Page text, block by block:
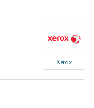
Xerox